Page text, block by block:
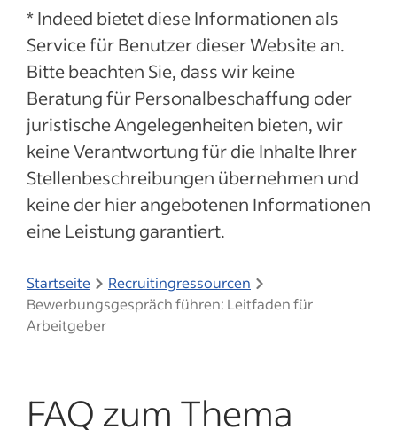
* Indeed bietet diese Informationen als
Service für Benutzer dieser Website an.
Bitte beachten Sie, dass wir keine
Beratung für Personalbeschaffung oder
juristische Angelegenheiten bieten, wir
keine Verantwortung für die Inhalte Ihrer
Stellenbeschreibungen übernehmen und
keine der hier angebotenen Informationen
eine Leistung garantiert.
Startseite
Recruitingressourcen
Bewerbungsgespräch führen: Leitfaden für
Arbeitgeber
FAQ zum Thema